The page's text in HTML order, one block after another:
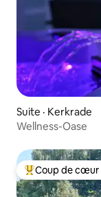
Suite · Kerkrade
Wellness-Oase
Coup de cœur
Coup de cœur